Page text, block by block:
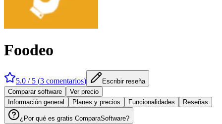
Foodeo
5.0 / 5 (3 comentarios)
Escribir reseña
Comparar software
Ver precio
Información general
Planes y precios Funcionalidades Reseñas
¿Por qué es gratis ComparaSoftware?